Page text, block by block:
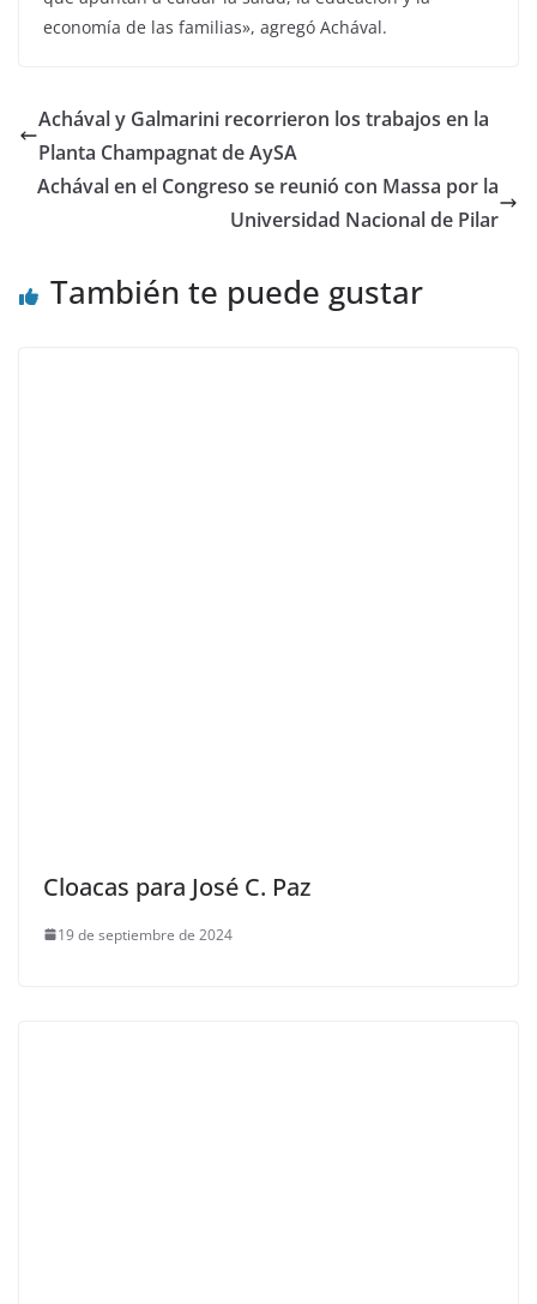
economía de las familias», agregó Achával.
Achával y Galmarini recorrieron los trabajos en la
Planta Champagnat de AySA
Achával en el Congreso se reunió con Massa por la
Universidad Nacional de Pilar
También te puede gustar
Cloacas para José C. Paz
19 de septiembre de 2024